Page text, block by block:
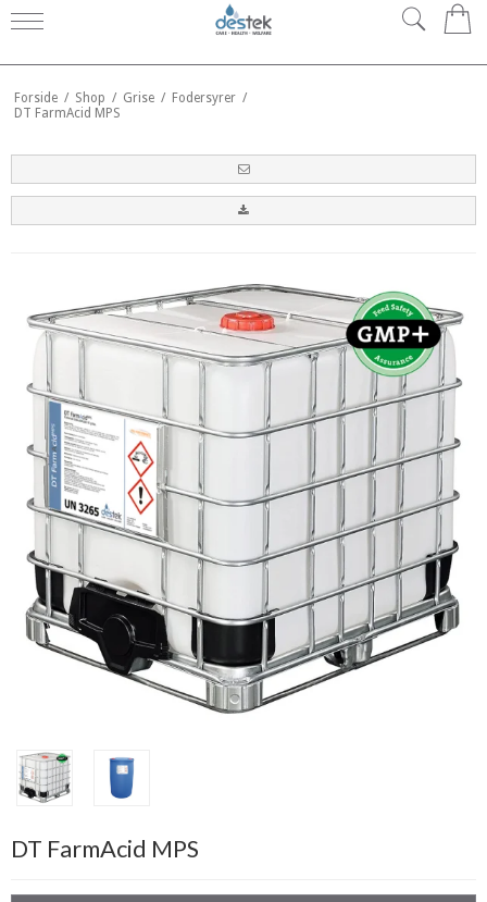
Forside / Shop / Grise / Fodersyrer /
DT FarmAcid MPS
DT FarmAcid MPS